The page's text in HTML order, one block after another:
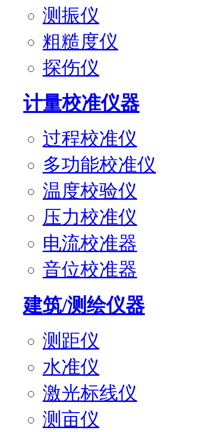
测振仪
粗糙度仪
探伤仪
计量校准仪器
过程校准仪
多功能校准仪
温度校验仪
压力校准仪
电流校准器
音位校准器
建筑/测绘仪器
测距仪
水准仪
激光标线仪
测亩仪